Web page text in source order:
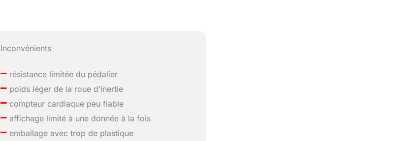
Inconvénients
– résistance limitée du pédalier
– poids léger de la roue d’inertie
– compteur cardiaque peu fiable
– affichage limité à une donnée à la fois
– emballage avec trop de plastique